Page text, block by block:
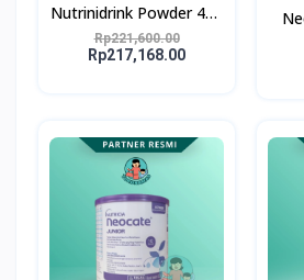
Nutrinidrink Powder 400
gr
Rp221,600.00
Rp217,168.00